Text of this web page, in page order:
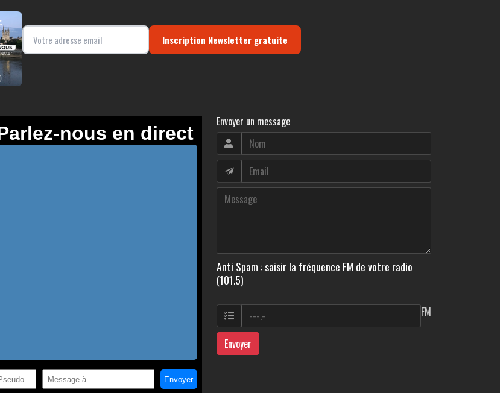
Inscription Newsletter gratuite
Envoyer un message
Anti Spam : saisir la fréquence FM de votre radio
(101.5)
FM
Envoyer